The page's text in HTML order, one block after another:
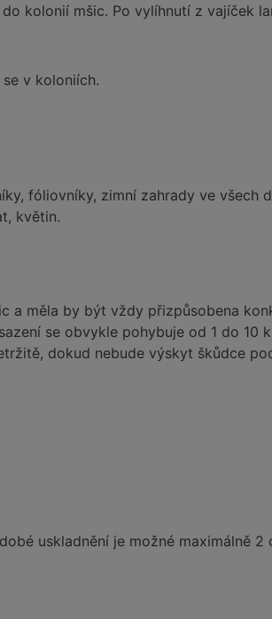
kolonií mšic. Po vylíhnutí z vajíček
v koloniích.
fóliovníky, zimní zahrady ve všech
květin.
a měla by být vždy přizpůsobena
se obvykle pohybuje od 1 do 10
dokud nebude výskyt škůdce
uskladnění je možné maximálně